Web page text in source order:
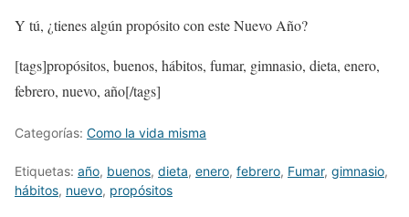
Y tú, ¿tienes algún propósito con este Nuevo Año?
[tags]propósitos, buenos, hábitos, fumar, gimnasio, dieta, enero,
febrero, nuevo, año[/tags]
Categorías: Como la vida misma
Etiquetas: año, buenos, dieta, enero, febrero, Fumar, gimnasio,
hábitos, nuevo, propósitos